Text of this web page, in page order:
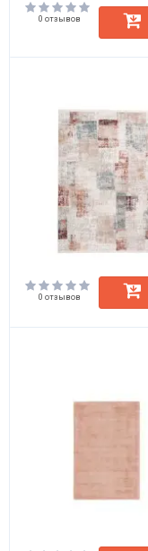
0 отзывов
0 отзывов